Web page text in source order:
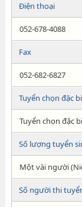
Điện thoại
052-678-4088
Fax
052-682-6827
Tuyển chọn đặc
Tuyển chọn đặc
Số lượng tuyển
Một vài người
Số người thi